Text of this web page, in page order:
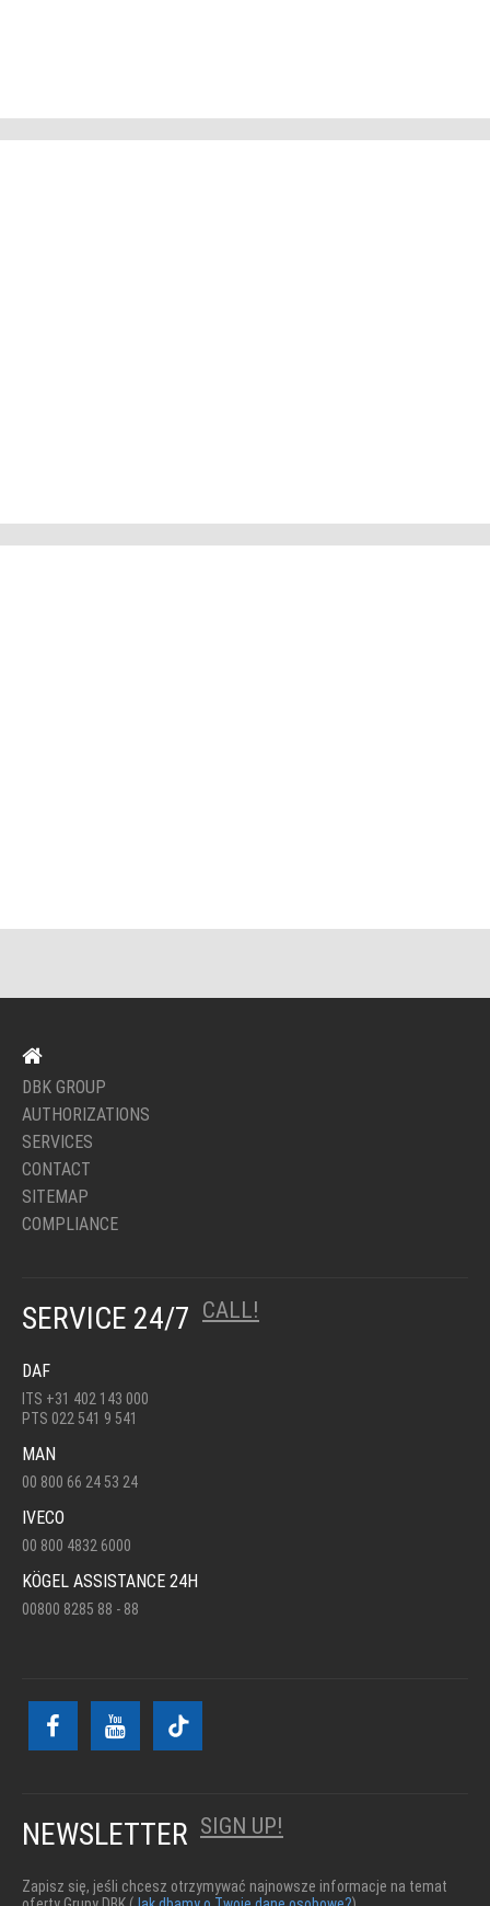
DBK GROUP
AUTHORIZATIONS
SERVICES
CONTACT
SITEMAP
COMPLIANCE
SERVICE 24/7 CALL!
DAF
ITS +31 402 143 000
PTS 022 541 9 541
MAN
00 800 66 24 53 24
IVECO
00 800 4832 6000
KÖGEL ASSISTANCE 24H
00800 8285 88 - 88
NEWSLETTER SIGN UP!
Zapisz się, jeśli chcesz otrzymywać najnowsze informacje na temat